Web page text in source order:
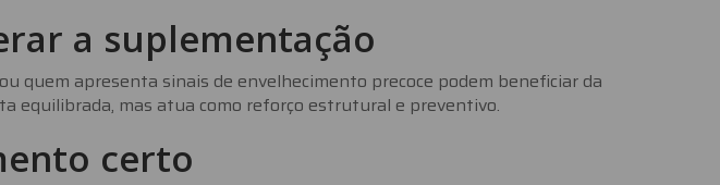
a suplementação
quem apresenta sinais de envelhecimento precoce podem beneficiar da
equilibrada, mas atua como reforço estrutural e preventivo.
certo